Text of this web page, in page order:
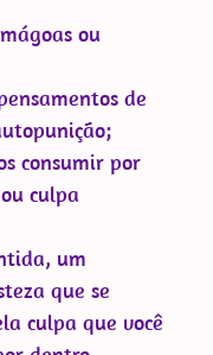
ou
de
consumir por
culpa
um
que se
culpa que você